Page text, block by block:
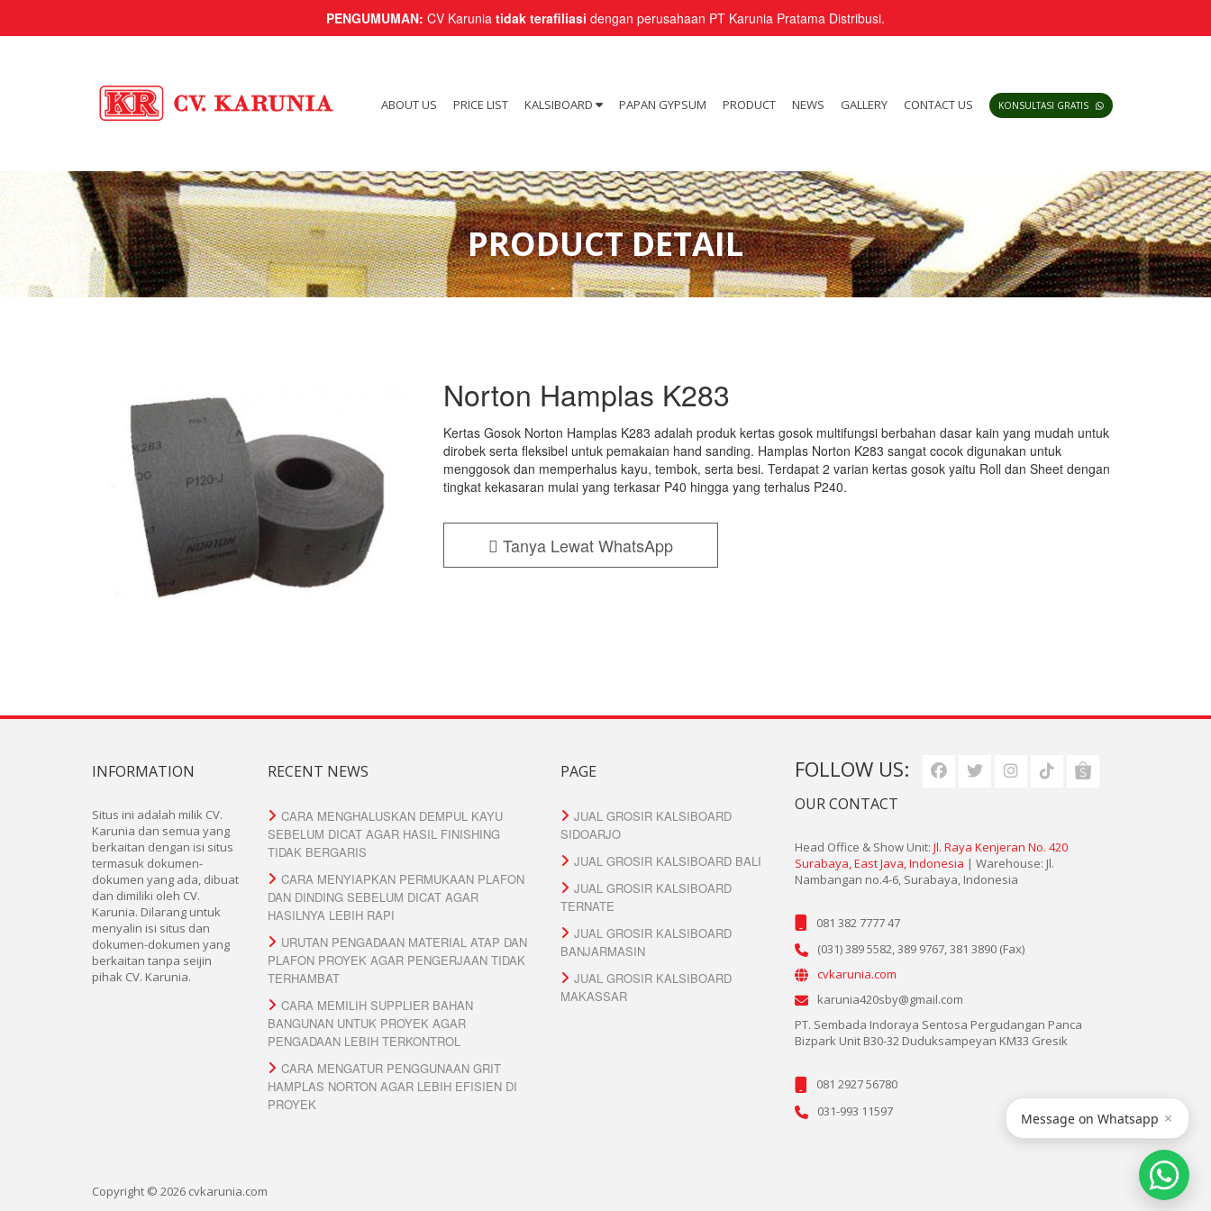
PENGUMUMAN: CV Karunia tidak terafiliasi dengan perusahaan PT Karunia Pratama Distribusi.
ABOUT US PRICE LIST KALSIBOARD PAPAN GYPSUM PRODUCT NEWS GALLERY CONTACT US KONSULTASI GRATIS
PRODUCT DETAIL
Norton Hamplas K283
Kertas Gosok Norton Hamplas K283 adalah produk kertas gosok multifungsi berbahan dasar kain yang mudah untuk
dirobek serta fleksibel untuk pemakaian hand sanding. Hamplas Norton K283 sangat cocok digunakan untuk
menggosok dan memperhalus kayu, tembok, serta besi. Terdapat 2 varian kertas gosok yaitu Roll dan Sheet dengan
tingkat kekasaran mulai yang terkasar P40 hingga yang terhalus P240.
Tanya Lewat WhatsApp
INFORMATION
Situs ini adalah milik CV.
Karunia dan semua yang
berkaitan dengan isi situs
termasuk dokumen-
dokumen yang ada, dibuat
dan dimiliki oleh CV.
Karunia. Dilarang untuk
menyalin isi situs dan
dokumen-dokumen yang
berkaitan tanpa seijin
pihak CV. Karunia.
RECENT NEWS
CARA MENGHALUSKAN DEMPUL KAYU
SEBELUM DICAT AGAR HASIL FINISHING
TIDAK BERGARIS
CARA MENYIAPKAN PERMUKAAN PLAFON
DAN DINDING SEBELUM DICAT AGAR
HASILNYA LEBIH RAPI
URUTAN PENGADAAN MATERIAL ATAP DAN
PLAFON PROYEK AGAR PENGERJAAN TIDAK
TERHAMBAT
CARA MEMILIH SUPPLIER BAHAN
BANGUNAN UNTUK PROYEK AGAR
PENGADAAN LEBIH TERKONTROL
CARA MENGATUR PENGGUNAAN GRIT
HAMPLAS NORTON AGAR LEBIH EFISIEN DI
PROYEK
PAGE
JUAL GROSIR KALSIBOARD
SIDOARJO
JUAL GROSIR KALSIBOARD BALI
JUAL GROSIR KALSIBOARD
TERNATE
JUAL GROSIR KALSIBOARD
BANJARMASIN
JUAL GROSIR KALSIBOARD
MAKASSAR
FOLLOW US:
OUR CONTACT
Head Office & Show Unit: Jl. Raya Kenjeran No. 420
Surabaya, East Java, Indonesia | Warehouse: Jl.
Nambangan no.4-6, Surabaya, Indonesia
081 382 7777 47
(031) 389 5582, 389 9767, 381 3890 (Fax)
cvkarunia.com
karunia420sby@gmail.com
PT. Sembada Indoraya Sentosa Pergudangan Panca
Bizpark Unit B30-32 Duduksampeyan KM33 Gresik
081 2927 56780
031-993 11597
Copyright © 2026 cvkarunia.com
Message on Whatsapp ×